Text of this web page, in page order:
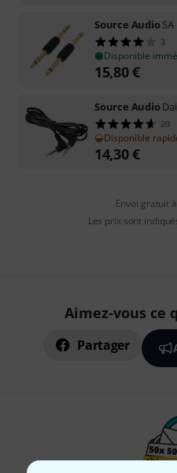
Source Audio
3
Disponible
15,80€
Source Audio
20
Disponible
14,30€
Envoi gratuit
Les prix sont
Aimez-vous ce
Partager